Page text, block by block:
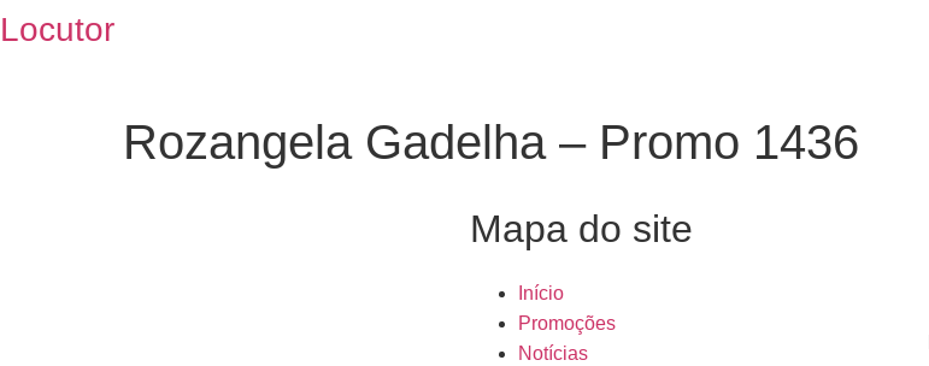
Locutor
Rozangela Gadelha – Promo 1436
Mapa do site
Início
Promoções
Notícias